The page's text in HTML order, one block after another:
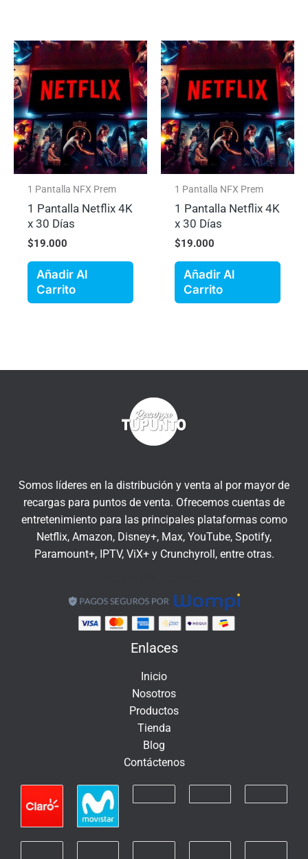
1 Pantalla NFX Prem
1 Pantalla Netflix 4K
x 30 Días
$19.000
Añadir Al
Carrito
1 Pantalla NFX Prem
1 Pantalla Netflix 4K
x 30 Días
$19.000
Añadir Al
Carrito
Somos líderes en la distribución y venta al por mayor de
recargas para puntos de venta. Ofrecemos cuentas de
entretenimiento para las principales plataformas como
Netflix, Amazon, Disney+, Max, YouTube, Spotify,
Paramount+, IPTV, ViX+ y Crunchyroll, entre otras.
Enlaces
Inicio
Nosotros
Productos
Tienda
Blog
Contáctenos